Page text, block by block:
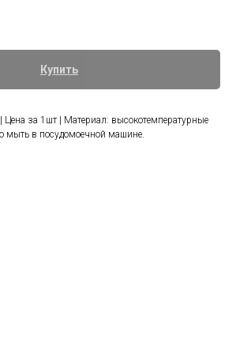
Купить
за 1шт | Материал: высокотемпературные
мыть в посудомоечной машине.